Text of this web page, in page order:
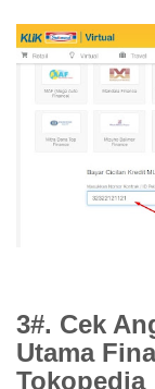
3#. Cek
Utama
Tokopedia